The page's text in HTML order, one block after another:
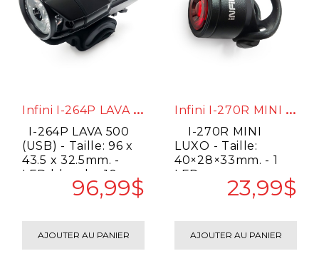
I
Nfini I-264P LAVA 500 (USB)
I-264P LAVA 500
(USB) - Taille: 96 x
43.5 x 32.5mm. -
LED blanche 10
Watt. - Luminos..
96,99$
AJOUTER AU PANIER
I
Nfini I-270R MINI LUXO
I-270R MINI
LUXO - Taille:
40×28×33mm. - 1
LED rouge. -
Luminosité: 723,99$
AJOUTER AU PANIER